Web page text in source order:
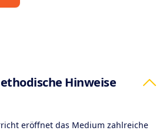
Hinweise
eröffnet das Medium zahlreiche